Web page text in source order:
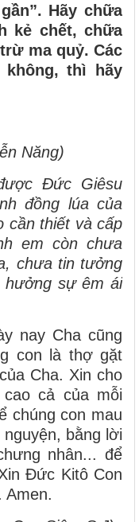
Hãy chữa
kẻ chết, chữa
ma quỷ. Các
không, thì hãy
Năng)
Ðức Giêsu
đồng lúa của
cần thiết và cấp
em còn chưa
chưa tin tưởng
hưởng sự êm ái
nay Cha cũng
con là thợ gặt
Cha. Xin cho
cả của mỗi
chúng con mau
bằng lời
nhân... để
Ðức Kitô Con
Amen.